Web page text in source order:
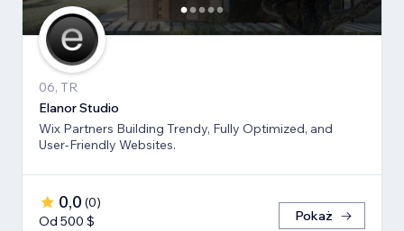
06, TR
Elanor Studio
Wix Partners Building Trendy, Fully Optimized, and
User-Friendly Websites.
0,0 (0)
Od 500 $
Pokaż